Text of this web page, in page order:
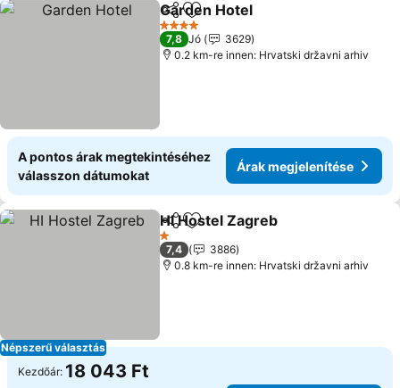
Megosztás
Hozzáadás a kedvencekhez
Garden Hotel
4 Kategória
7,8 Jó
3629
0.2 km-re innen: Hrvatski državni arhiv
A pontos árak megtekintéséhez
válasszon dátumokat
Árak megjelenítése
Népszerű választás
Megosztás
Hozzáadás a kedvencekhez
HI Hostel Zagreb
1 Kategória
7,4
3886
0.8 km-re innen: Hrvatski državni arhiv
Kezdőár: 18 043 Ft